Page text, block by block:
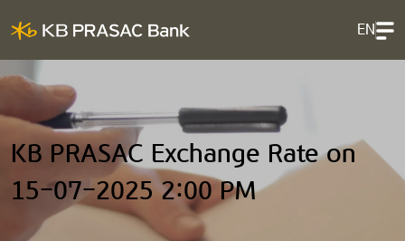
EN
KB PRASAC Exchange Rate on
15-07-2025 2:00 PM